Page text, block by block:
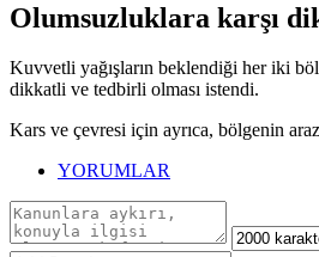
Olumsuzluklara karşı
Kuvvetli yağışların beklendiği her iki
dikkatli ve tedbirli olması istendi.
Kars ve çevresi için ayrıca, bölgenin
YORUMLAR